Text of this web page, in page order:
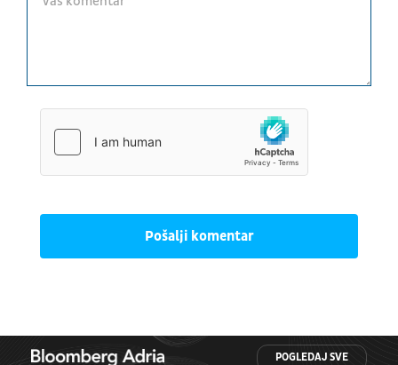
Pošalji komentar
POGLEDAJ SVE